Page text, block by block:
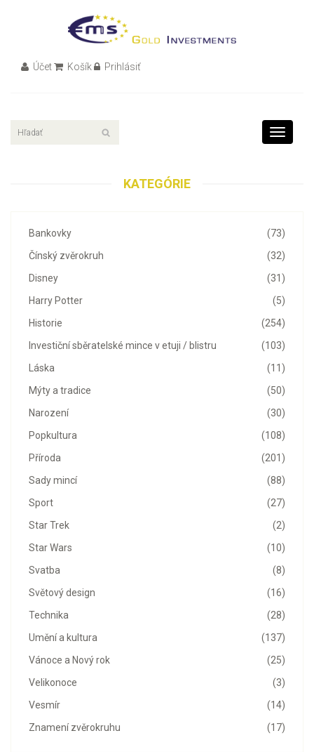
Účet Košík Prihlásiť
Toggle
KATEGÓRIE
(73)
Bankovky
(32)
Čínský zvěrokruh
(31)
Disney
(5)
Harry Potter
(254)
Historie
(103)
Investiční sběratelské mince v etuji / blistru
(11)
Láska
(50)
Mýty a tradice
(30)
Narození
(108)
Popkultura
(201)
Příroda
(88)
Sady mincí
(27)
Sport
(2)
Star Trek
(10)
Star Wars
(8)
Svatba
(16)
Světový design
(28)
Technika
(137)
Umění a kultura
(25)
Vánoce a Nový rok
(3)
Velikonoce
(14)
Vesmír
(17)
Znamení zvěrokruhu